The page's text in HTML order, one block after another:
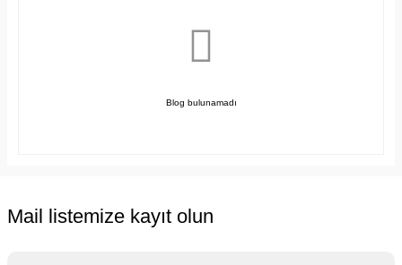
Blog bulunamadı
Mail listemize kayıt olun